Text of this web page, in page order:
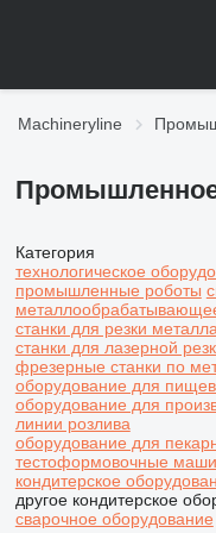
Machineryline
Категория
технологическое
промышленные роботы
станки для резки металла
станки для лазерной
фрезерные станки по
оборудование для
оборудование для
линии розлива
оборудование для
тестоформовочные
кондитерское
другое кондитерское
сварочное оборудование